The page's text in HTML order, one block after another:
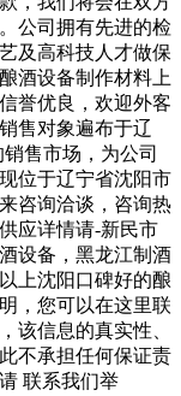
公司拥有先进的检
及高科技人才做保
设备制作材料上
誉优良，欢迎外客
售对象遍布于辽
售市场，为公司
位于辽宁省沈阳市
咨询洽谈，咨询热
详情请-新民市
设备，黑龙江制酒
上沈阳口碑好的酿
，您可以在这里联
该信息的真实性、
不承担任何保证责
联系我们举